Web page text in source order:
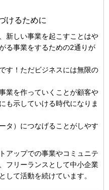
けるために
新しい事業を起こすことはや
る事業をするための2通りが
す！ただビジネスには無限の
業を作っていくことが顧客や
も示していける時代になりま
タ）につなげることがしやす
アップでの事業やコミュニテ
フリーランスとして中小企業
して活動を続けています。